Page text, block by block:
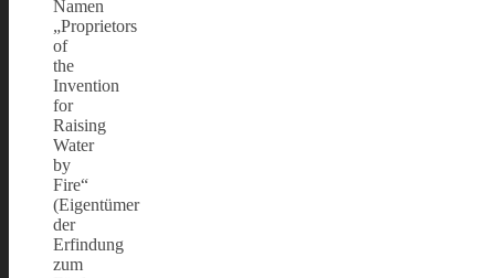
Namen
„Proprietors
of
the
Invention
for
Raising
Water
by
Fire“
(Eigentümer
der
Erfindung
zum